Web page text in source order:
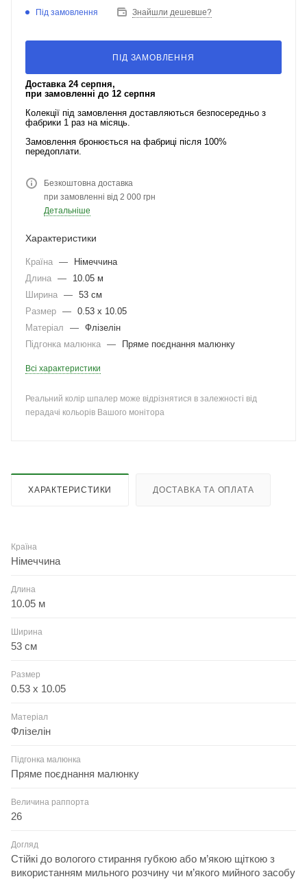
Під замовлення Знайшли дешевше?
ПІД ЗАМОВЛЕННЯ
Доставка 24 серпня,
при замовленні до 12 серпня
Колекції під замовлення доставляються безпосередньо з
фабрики 1 раз на місяць.
Замовлення бронюється на фабриці після 100%
передоплати.
Безкоштовна доставка
при замовленні від 2 000 грн
Детальніше
Характеристики
Країна —
Німеччина
Длина —
10.05 м
Ширина — 53 см
Размер — 0.53 x 10.05
Матеріал
— Флізелін
Підгонка малюнка — Пряме поєднання малюнку
Всі характеристики
Реальний колір шпалер може відрізнятися в залежності від
перадачі кольорів Вашого монітора
ХАРАКТЕРИСТИКИ ДОСТАВКА ТА ОПЛАТА
Країна
Німеччина
Длина
10.05 м
Ширина
53 см
Размер
0.53 x 10.05
Матеріал
Флізелін
Підгонка малюнка
Пряме поєднання малюнку
Величина раппорта
26
Догляд
Стійкі до вологого стирання губкою або м’якою щіткою з
використанням мильного розчину чи м’якого мийного засобу